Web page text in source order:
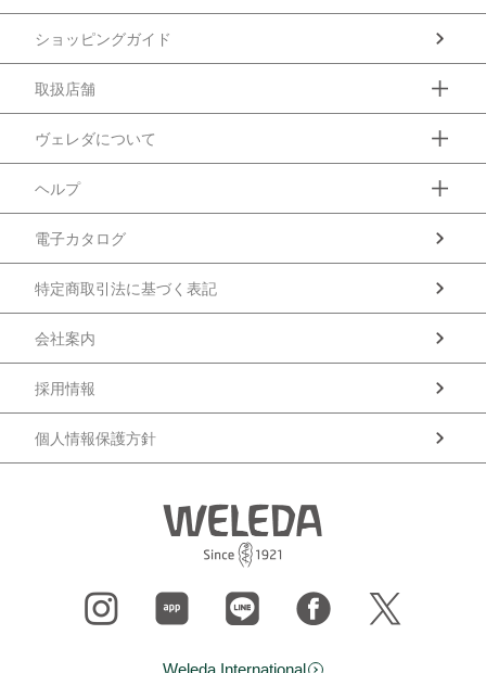
ショッピングガイド
取扱店舗
ヴェレダについて
ヘルプ
電子カタログ
特定商取引法に基づく表記
会社案内
採用情報
個人情報保護方針